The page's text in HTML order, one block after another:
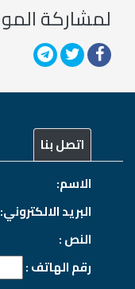
لمشاركة
اتصل بنا
الاسم:
البريد الالكتروني:
النص :
رقم الهاتف :